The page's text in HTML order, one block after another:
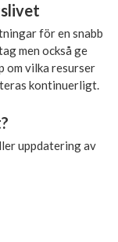
för en snabb
men också ge
om vilka resurser
kontinuerligt.
uppdatering av